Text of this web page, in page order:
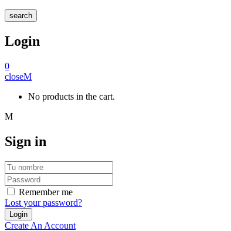
search
Login
0
close
No products in the cart.
Sign in
Remember me
Lost your password?
Create An Account